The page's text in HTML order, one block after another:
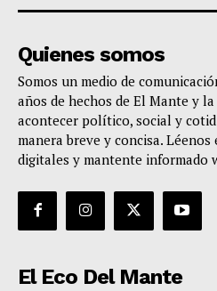
Quienes somos
Somos un medio de
años de hechos de El Mante y
acontecer político, social y
manera breve y concisa.
digitales y mantente informado
El Eco Del Mante